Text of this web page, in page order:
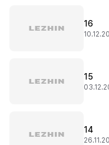
16
15
14